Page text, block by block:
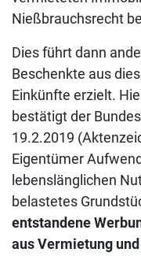
Nießbrauchsrecht
Dies führt dann
Beschenkte aus
Einkünfte erzielt.
bestätigt der
19.2.2019
Eigentümer
lebenslänglichen
belastetes
entstandene
aus Vermietung